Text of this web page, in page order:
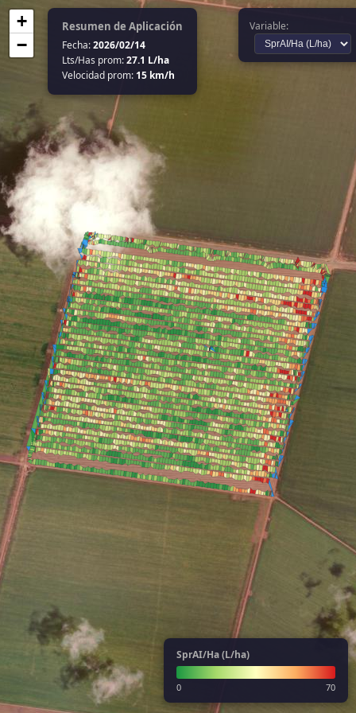
+
−
Resumen de Aplicación
Fecha:2026/02/14
Lts/Has prom:27.1 L/ha
Velocidad prom: 15 km/h
Variable:
SprAI/Ha (L/ha)
0 70